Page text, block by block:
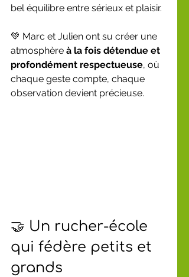
bel équilibre entre sérieux et plaisir.
💚 Marc et Julien ont su créer une
atmosphère à la fois détendue et
profondément respectueuse, où
chaque geste compte, chaque
observation devient précieuse.
🤝 Un rucher-école
qui fédère petits et
grands